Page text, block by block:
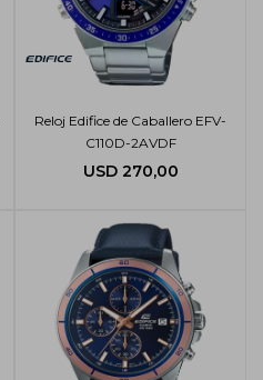
Reloj Edifice de Caballero EFV-
C110D-2AVDF
USD 270,00